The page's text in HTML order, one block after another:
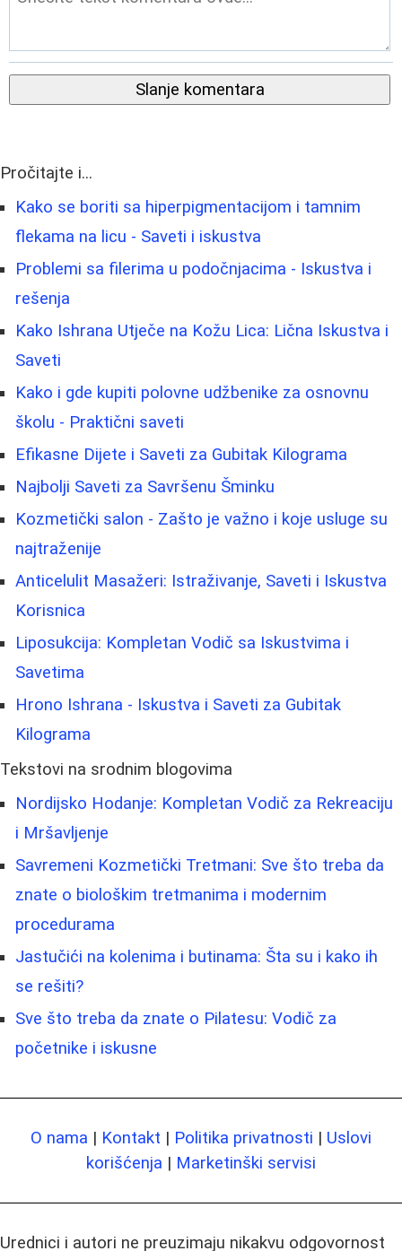
Slanje komentara
Pročitajte i...
Kako se boriti sa hiperpigmentacijom i tamnim
flekama na licu - Saveti i iskustva
Problemi sa filerima u podočnjacima - Iskustva i
rešenja
Kako Ishrana Utječe na Kožu Lica: Lična Iskustva i
Saveti
Kako i gde kupiti polovne udžbenike za osnovnu
školu - Praktični saveti
Efikasne Dijete i Saveti za Gubitak Kilograma
Najbolji Saveti za Savršenu Šminku
Kozmetički salon - Zašto je važno i koje usluge su
najtraženije
Anticelulit Masažeri: Istraživanje, Saveti i Iskustva
Korisnica
Liposukcija: Kompletan Vodič sa Iskustvima i
Savetima
Hrono Ishrana - Iskustva i Saveti za Gubitak
Kilograma
Tekstovi na srodnim blogovima
Nordijsko Hodanje: Kompletan Vodič za Rekreaciju
i Mršavljenje
Savremeni Kozmetički Tretmani: Sve što treba da
znate o biološkim tretmanima i modernim
procedurama
Jastučići na kolenima i butinama: Šta su i kako ih
se rešiti?
Sve što treba da znate o Pilatesu: Vodič za
početnike i iskusne
O nama | Kontakt | Politika privatnosti | Uslovi
korišćenja | Marketinški servisi
Urednici i autori ne preuzimaju nikakvu odgovornost